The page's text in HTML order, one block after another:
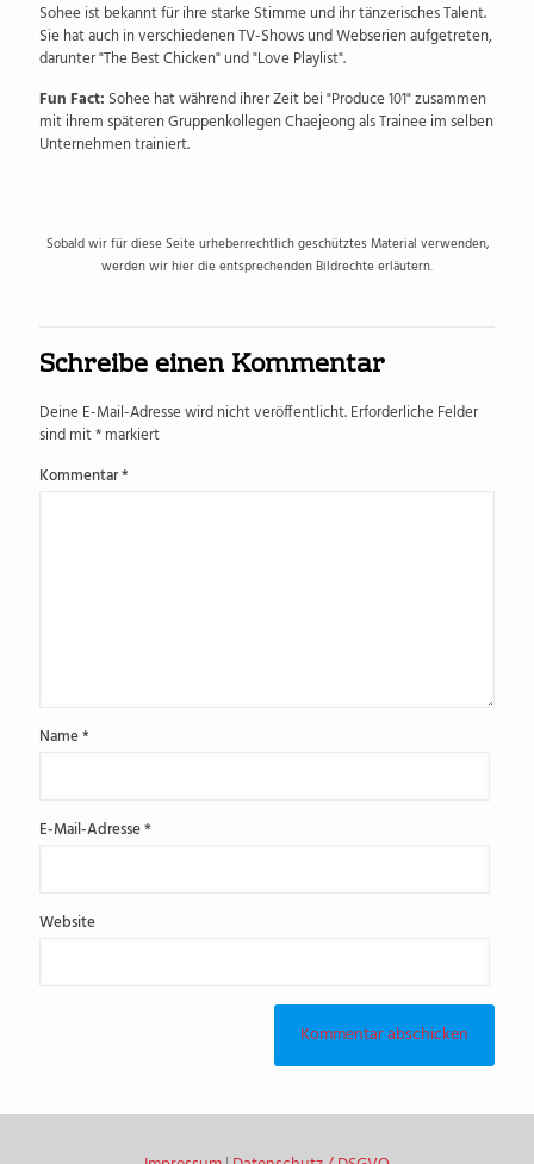
Sohee ist bekannt für ihre starke Stimme und ihr tänzerisches Talent.
Sie hat auch in verschiedenen TV-Shows und Webserien aufgetreten,
darunter "The Best Chicken" und "Love Playlist".
Fun Fact: Sohee hat während ihrer Zeit bei "Produce 101" zusammen
mit ihrem späteren Gruppenkollegen Chaejeong als Trainee im selben
Unternehmen trainiert.
Sobald wir für diese Seite urheberrechtlich geschütztes Material verwenden,
werden wir hier die entsprechenden Bildrechte erläutern.
Schreibe einen Kommentar
Deine E-Mail-Adresse wird nicht veröffentlicht.Erforderliche Felder
sind mit*markiert
Kommentar*
Name*
E-Mail-Adresse*
Website